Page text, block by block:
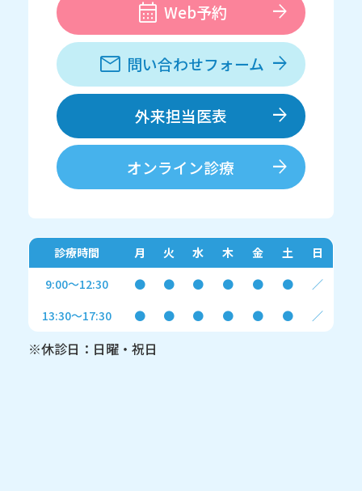
Web予約
問い合わせフォーム
外来担当医表
オンライン診療
診療時間 月 火 水 木 金 土
日
9:00～12:30
● ● ● ● ● ●
／
13:30～17:30
● ● ● ● ● ● ／
※休診日：日曜・祝日